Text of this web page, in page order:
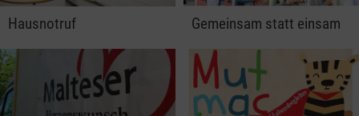
Hausnotruf Gemeinsam statt einsam